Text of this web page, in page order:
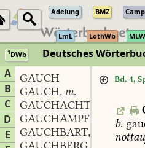
Adelung BMZ
LmL LothWb MLW
1DWb Deutsches
A
B
C
D
E
GAUCH
GAUCH, m.
GAUCHACHTIG
GAUCHAMPFER
GAUCHBART,
,
Bd. 4,
b.